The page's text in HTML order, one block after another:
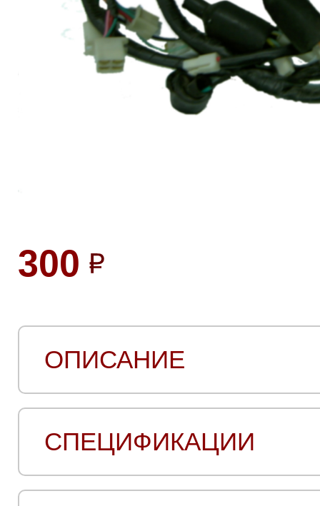
300
ОПИСАНИЕ
СПЕЦИФИКАЦИИ